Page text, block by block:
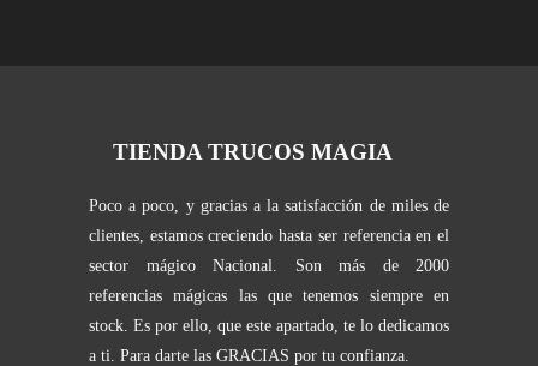
TIENDA TRUCOS MAGIA
Poco a poco, y gracias a la satisfacción de miles de
clientes, estamos creciendo hasta ser referencia en el
sector mágico Nacional. Son más de 2000
referencias mágicas las que tenemos siempre en
stock. Es por ello, que este apartado, te lo dedicamos
a ti. Para darte las GRACIAS por tu confianza.